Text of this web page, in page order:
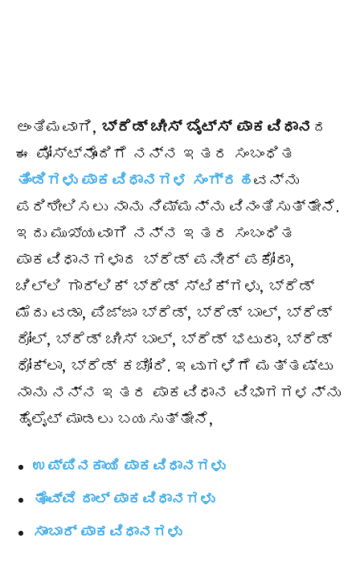
ಅಂತಿಮವಾಗಿ, ಬ್ರೆಡ್ ಚೀಸ್ ಬೈಟ್ಸ್ ಪಾಕವಿಧಾನ ದ
ಈ ಪೋಸ್ಟ್ನೊಂದಿಗೆ ನನ್ನ ಇತರ ಸಂಬಂಧಿತ
ತಿಂಡಿಗಳು ಪಾಕವಿಧಾನಗಳ ಸಂಗ್ರಹವನ್ನು
ಪರಿಶೀಲಿಸಲು ನಾನು ನಿಮ್ಮನ್ನು ವಿನಂತಿಸುತ್ತೇನೆ.
ಇದು ಮುಖ್ಯವಾಗಿ ನನ್ನ ಇತರ ಸಂಬಂಧಿತ
ಪಾಕವಿಧಾನಗಳಾದ ಬ್ರೆಡ್ ಪನೀರ್ ಪಕೋರಾ,
ಚಿಲ್ಲಿ ಗಾರ್ಲಿಕ್ ಬ್ರೆಡ್ ಸ್ಟಿಕ್ಗಳು, ಬ್ರೆಡ್
ಮೆದು ವಡಾ, ಪಿಜ್ಜಾ ಬ್ರೆಡ್, ಬ್ರೆಡ್ ಬಾಲ್, ಬ್ರೆಡ್
ರೋಲ್, ಬ್ರೆಡ್ ಚೀಸ್ ಬಾಲ್, ಬ್ರೆಡ್ ಭಟುರಾ, ಬ್ರೆಡ್
ಧೋಕ್ಲಾ, ಬ್ರೆಡ್ ಕಚೋರಿ. ಇವುಗಳಿಗೆ ಮತ್ತಷ್ಟು
ನಾನು ನನ್ನ ಇತರ ಪಾಕವಿಧಾನ ವಿಭಾಗಗಳನ್ನು
ಹೈಲೈಟ್ ಮಾಡಲು ಬಯಸುತ್ತೇನೆ,
ಉಪ್ಪಿನಕಾಯಿ ಪಾಕವಿಧಾನಗಳು
ತೊವ್ವೆ ದಾಲ್ ಪಾಕವಿಧಾನಗಳು
ಸಾಂಬಾರ್ ಪಾಕವಿಧಾನಗಳು